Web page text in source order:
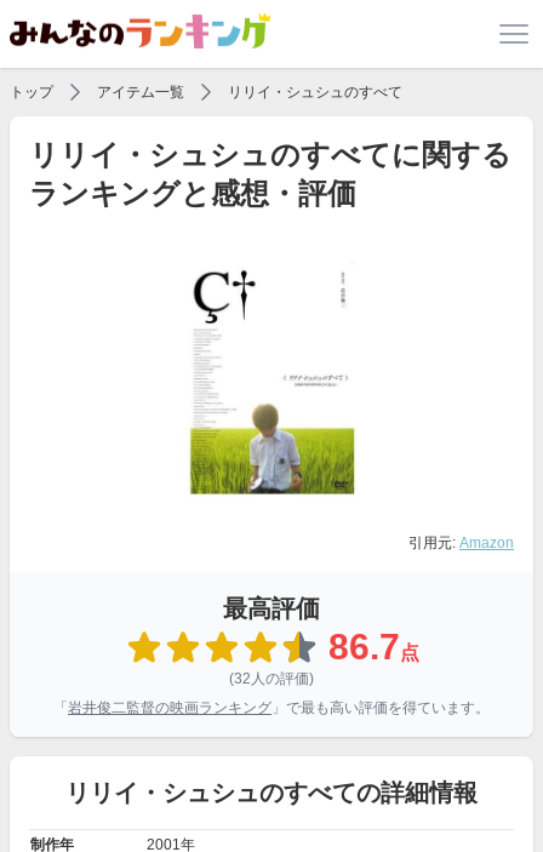
トップ アイテム一覧 リリイ・シュシュのすべて
リリイ・シュシュのすべてに関する
ランキングと感想・評価
引用元: Amazon
最高評価
86.7点
(32人の評価)
「 岩井俊二監督の映画ランキング 」で最も高い評価を得ています。
リリイ・シュシュのすべての詳細情報
制作年
2001年